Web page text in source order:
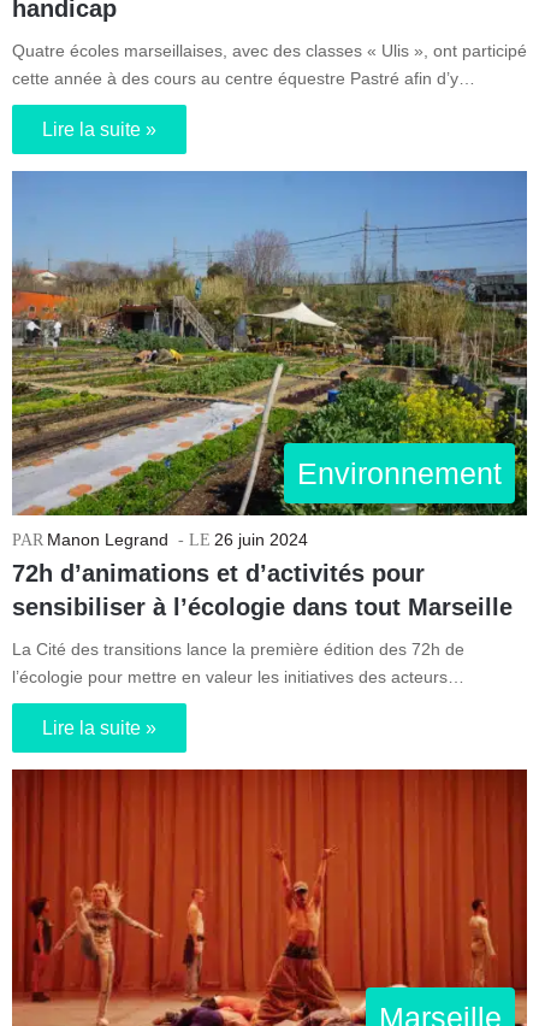
handicap
Quatre écoles marseillaises, avec des classes « Ulis », ont participé
cette année à des cours au centre équestre Pastré afin d’y…
Lire la suite »
Environnement
Manon Legrand 26 juin 2024
72h d’animations et d’activités pour
sensibiliser à l’écologie dans tout Marseille
La Cité des transitions lance la première édition des 72h de
l’écologie pour mettre en valeur les initiatives des acteurs…
Lire la suite »
Marseille